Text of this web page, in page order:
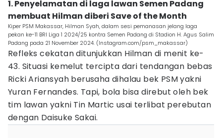
1. Penyelamatan di laga lawan Semen Padang
membuat Hilman diberi Save of the Month
Kiper PSM Makassar, Hilman Syah, dalam sesi pemanasan jelang laga
pekan ke-11 BRI Liga 1 2024/25 kontra Semen Padang di Stadion H. Agus Salim
Padang pada 21 November 2024. (Instagram.com/psm_makassar)
Refleks cekatan ditunjukkan Hilman di menit ke-
43. Situasi kemelut tercipta dari tendangan bebas
Ricki Ariansyah berusaha dihalau bek PSM yakni
Yuran Fernandes. Tapi, bola bisa direbut oleh bek
tim lawan yakni Tin Martic usai terlibat perebutan
dengan Daisuke Sakai.